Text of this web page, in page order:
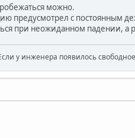
можно.
предусмотрел с постоянным
при неожиданном падении, а
у инженера появилось